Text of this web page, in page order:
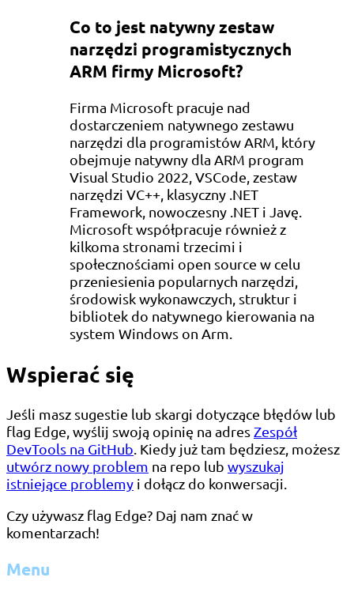
Co to jest natywny zestaw
narzędzi programistycznych
ARM firmy Microsoft?
Firma Microsoft pracuje nad
dostarczeniem natywnego zestawu
narzędzi dla programistów ARM, który
obejmuje natywny dla ARM program
Visual Studio 2022, VSCode, zestaw
narzędzi VC++, klasyczny .NET
Framework, nowoczesny .NET i Javę.
Microsoft współpracuje również z
kilkoma stronami trzecimi i
społecznościami open source w celu
przeniesienia popularnych narzędzi,
środowisk wykonawczych, struktur i
bibliotek do natywnego kierowania na
system Windows on Arm.
Wspierać się
Jeśli masz sugestie lub skargi dotyczące błędów lub
flag Edge, wyślij swoją opinię na adresZespół
DevTools na GitHub. Kiedy już tam będziesz, możesz
utwórz nowy problem na repo lub wyszukaj
istniejące problemy i dołącz do konwersacji.
Czy używasz flag Edge? Daj nam znać w
komentarzach!
Menu